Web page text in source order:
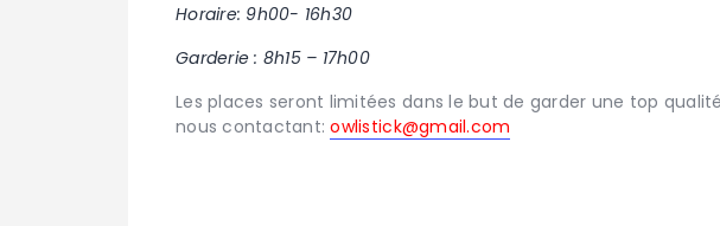
Horaire: 9h00- 16h30
Garderie : 8h15 – 17h00
Les places seront limitées dans le but de garder une top
nous contactant:owlistick@gmail.com